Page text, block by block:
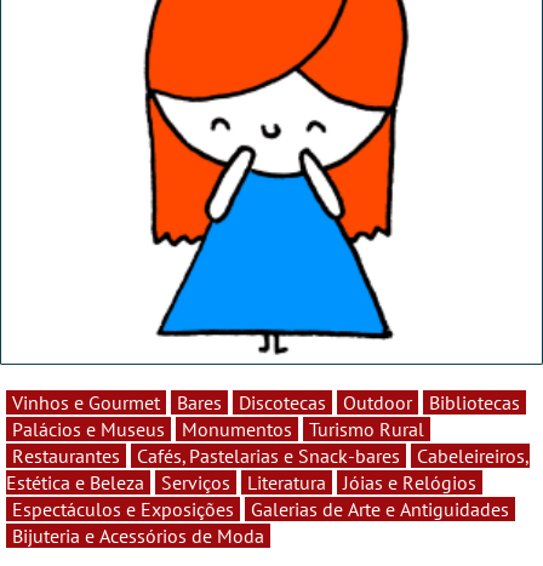
Vinhos e Gourmet Bares Discotecas Outdoor
Bibliotecas
Palácios e Museus
Monumentos
Turismo Rural
Restaurantes
Cafés, Pastelarias e Snack-bares
Cabeleireiros,
Estética e Beleza
Serviços Literatura
Jóias e Relógios
Espectáculos e Exposições
Galerias de Arte e Antiguidades
Bijuteria e Acessórios de Moda